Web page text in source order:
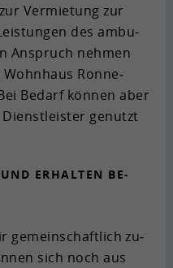
Ver­mie­tung zur
des am­bu­
An­spruch neh­men
Wohn­haus Ron­ne­
Be­darf kön­nen aber
ge­nutzt
ER­HAL­TEN BE­
ge­mein­schaft­lich zu­
sich noch aus